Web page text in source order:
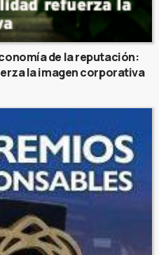
de la reputación:
la imagen corporativa